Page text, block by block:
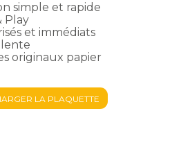
simple et rapide
Play
et immédiats
originaux papier
LA PLAQUETTE